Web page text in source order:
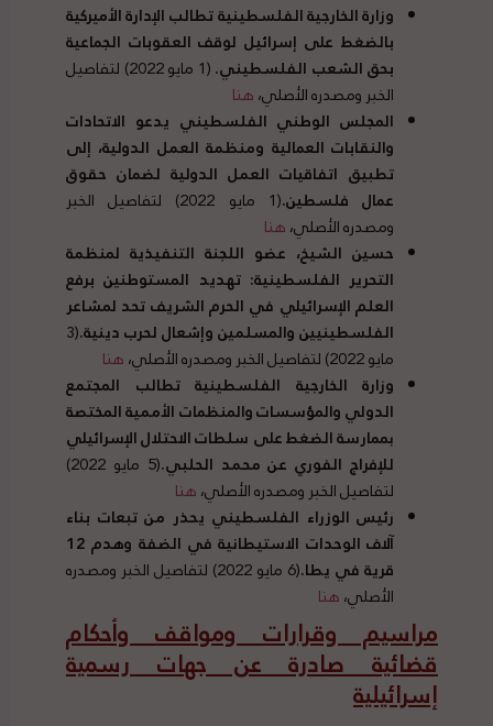
وزارة الخارجية الفلسطينية تطالب الإدارة الأميركية
بالضغط على إسرائيل لوقف العقوبات الجماعية
بحق الشعب الفلسطيني.
(1 مايو 2022) لتفاصيل
الخبر ومصدره الأصلي،هنا
المجلس الوطني الفلسطيني يدعو الاتحادات
والنقابات العمالية ومنظمة العمل الدولية، إلى
تطبيق اتفاقيات العمل الدولية لضمان حقوق
عمال فلسطين.
(1 مايو 2022) لتفاصيل الخبر
ومصدره الأصلي،هنا
حسين الشيخ، عضو اللجنة التنفيذية لمنظمة
التحرير الفلسطينية:تهديد المستوطنين برفع
العلم الإسرائيلي في الحرم الشريف تحد لمشاعر
الفلسطينيين والمسلمين وإشعال لحرب دينية.
(3
مايو 2022) لتفاصيل الخبر ومصدره الأصلي،
هنا
وزارة الخارجية الفلسطينية تطالب المجتمع
الدولي والمؤسسات والمنظمات الأممية المختصة
بممارسة الضغط على سلطات الاحتلال الإسرائيلي
للإفراج الفوري عن محمد الحلبي.
(5 مايو 2022)
لتفاصيل الخبر ومصدره الأصلي،هنا
رئيس الوزراء الفلسطيني يحذر من تبعات بناء
آلاف الوحدات الاستيطانية في الضفة وهدم 12
قرية في يطا.
(6 مايو 2022) لتفاصيل الخبر ومصدره
الأصلي،هنا
مراسيم وقرارات ومواقف وأحكام
قضائية صادرة عن جهات رسمية
إسرائيلية